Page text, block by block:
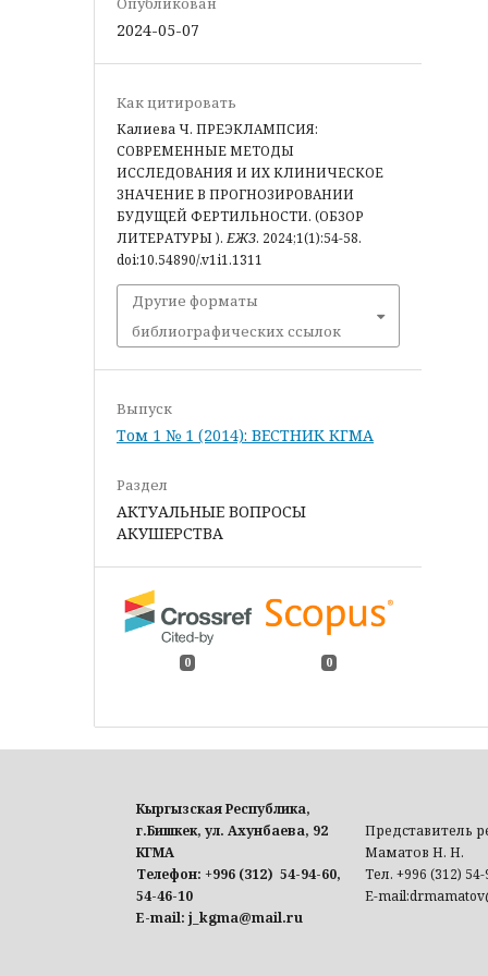
2024-05-07
Как цитировать
Калиева Ч. ПРЕЭКЛАМПСИЯ:
СОВРЕМЕННЫЕ МЕТОДЫ
ИССЛЕДОВАНИЯ И ИХ КЛИНИЧЕСКОЕ
ЗНАЧЕНИЕ В ПРОГНОЗИРОВАНИИ
БУДУЩЕЙ ФЕРТИЛЬНОСТИ. (ОБЗОР
ЛИТЕРАТУРЫ ). ЕЖЗ. 2024;1(1):54-58.
doi:10.54890/.v1i1.1311
Другие форматы
библиографических ссылок
Выпуск
Том 1 № 1 (2014): ВЕСТНИК КГМА
Раздел
АКТУАЛЬНЫЕ ВОПРОСЫ
АКУШЕРСТВА
0 0
Кыргызская Республика,
г.Бишкек, ул. Ахунбаева, 92
КГМА
Телефон: +996 (312) 54-94-60,
54-46-10
E-mail: j_kgma@mail.ru
Представитель
Маматов Н. Н.
Тел. +996 (312)
E-